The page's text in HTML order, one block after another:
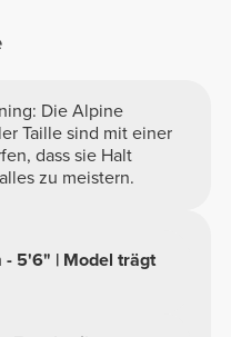
Die Alpine
Taille sind mit einer
dass sie Halt
zu meistern.
- 5'6" | Model trägt